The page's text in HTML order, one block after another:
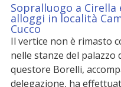
Sopralluogo a Cirella
alloggi in località
Cucco
Il vertice non è rimasto
nelle stanze del palazzo
questore Borelli,
delegazione, ha